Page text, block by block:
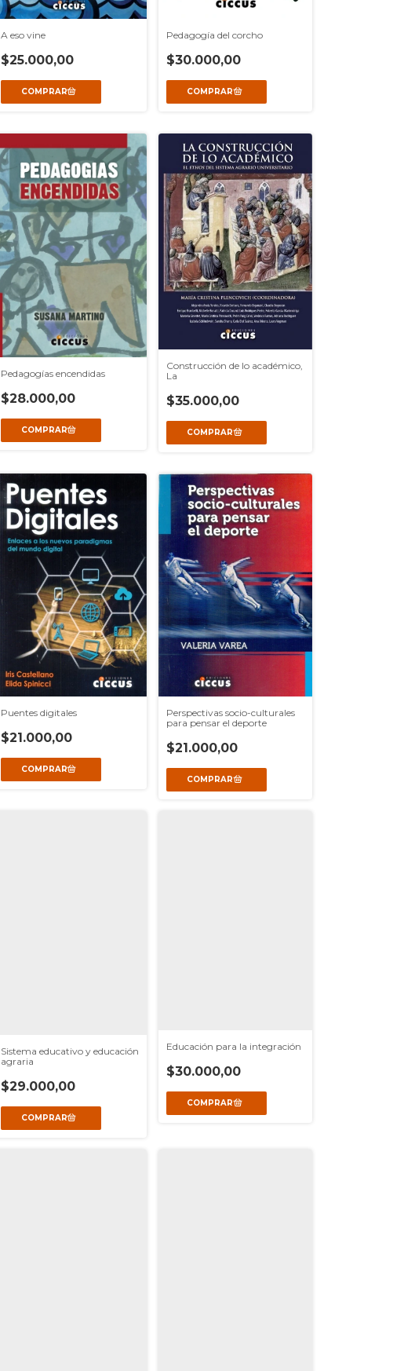
A eso vine
$25.000,00
Pedagogía del corcho
$30.000,00
Pedagogías encendidas
$28.000,00
Construcción de lo académico,
La
$35.000,00
Puentes digitales
$21.000,00
Perspectivas socio-culturales
para pensar el deporte
$21.000,00
Sistema educativo y educación
agraria
$29.000,00
Educación para la integración
$30.000,00